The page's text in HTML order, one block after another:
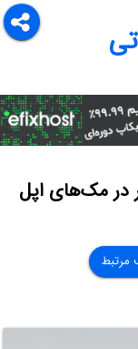
در مک‌های اپل
مرتبط